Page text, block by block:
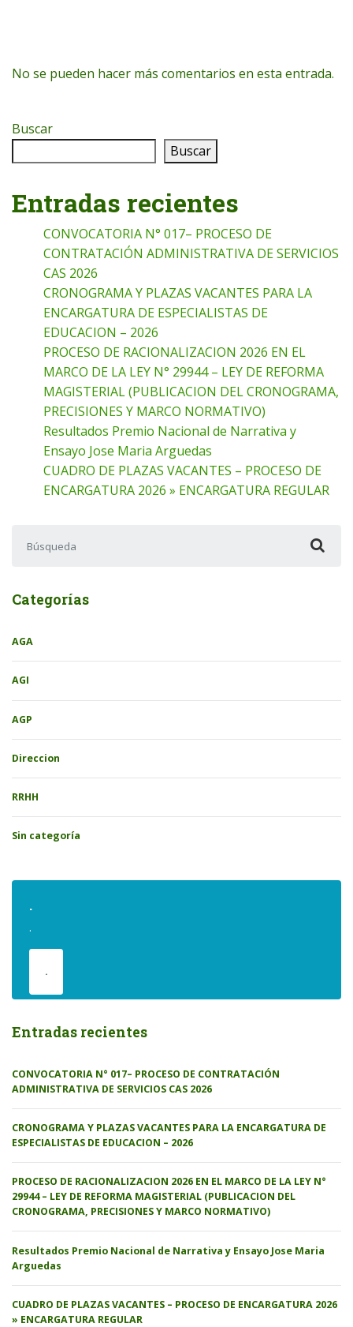
No se pueden hacer más comentarios en esta entrada.
Buscar
Buscar
Entradas recientes
CONVOCATORIA N° 017– PROCESO DE
CONTRATACIÓN ADMINISTRATIVA DE SERVICIOS
CAS 2026
CRONOGRAMA Y PLAZAS VACANTES PARA LA
ENCARGATURA DE ESPECIALISTAS DE
EDUCACION – 2026
PROCESO DE RACIONALIZACION 2026 EN EL
MARCO DE LA LEY N° 29944 – LEY DE REFORMA
MAGISTERIAL (PUBLICACION DEL CRONOGRAMA,
PRECISIONES Y MARCO NORMATIVO)
Resultados Premio Nacional de Narrativa y
Ensayo Jose Maria Arguedas
CUADRO DE PLAZAS VACANTES – PROCESO DE
ENCARGATURA 2026 » ENCARGATURA REGULAR
Categorías
AGA
AGI
AGP
Direccion
RRHH
Sin categoría
.
.
.
Entradas recientes
CONVOCATORIA N° 017– PROCESO DE CONTRATACIÓN
ADMINISTRATIVA DE SERVICIOS CAS 2026
CRONOGRAMA Y PLAZAS VACANTES PARA LA ENCARGATURA DE
ESPECIALISTAS DE EDUCACION – 2026
PROCESO DE RACIONALIZACION 2026 EN EL MARCO DE LA LEY N°
29944 – LEY DE REFORMA MAGISTERIAL (PUBLICACION DEL
CRONOGRAMA, PRECISIONES Y MARCO NORMATIVO)
Resultados Premio Nacional de Narrativa y Ensayo Jose Maria
Arguedas
CUADRO DE PLAZAS VACANTES – PROCESO DE ENCARGATURA 2026
» ENCARGATURA REGULAR